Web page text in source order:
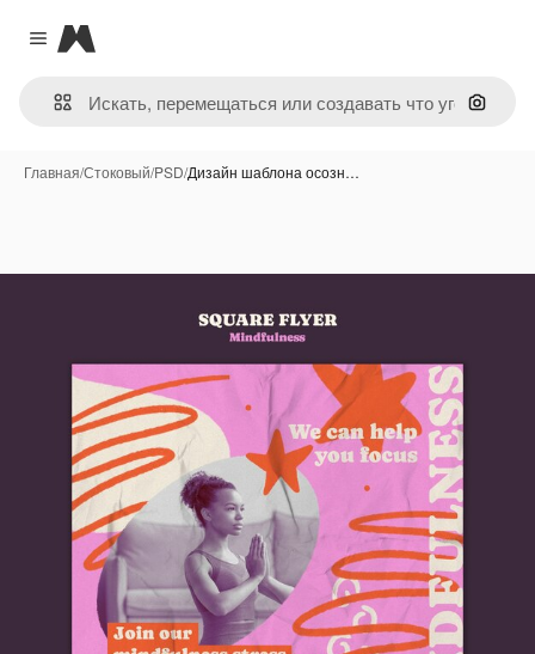
Close menu
Magnific
Поиск
Главная/Стоковый/PSD/Дизайн шаблона осозн…